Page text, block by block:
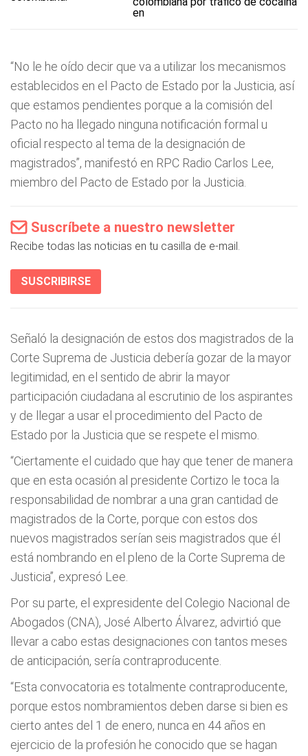
en
“No le he oído decir que va a utilizar los mecanismos
establecidos en el Pacto de Estado por la Justicia, así
que estamos pendientes porque a la comisión del
Pacto no ha llegado ninguna notificación formal u
oficial respecto al tema de la designación de
magistrados”, manifestó en RPC Radio Carlos Lee,
miembro del Pacto de Estado por la Justicia.
Suscríbete a nuestro newsletter
Recibe todas las noticias en tu casilla de e-mail.
SUSCRIBIRSE
Señaló la designación de estos dos magistrados de la
Corte Suprema de Justicia debería gozar de la mayor
legitimidad, en el sentido de abrir la mayor
participación ciudadana al escrutinio de los aspirantes
y de llegar a usar el procedimiento del Pacto de
Estado por la Justicia que se respete el mismo.
“Ciertamente el cuidado que hay que tener de manera
que en esta ocasión al presidente Cortizo le toca la
responsabilidad de nombrar a una gran cantidad de
magistrados de la Corte, porque con estos dos
nuevos magistrados serían seis magistrados que él
está nombrando en el pleno de la Corte Suprema de
Justicia”, expresó Lee.
Por su parte, el expresidente del Colegio Nacional de
Abogados (CNA), José Alberto Álvarez, advirtió que
llevar a cabo estas designaciones con tantos meses
de anticipación, sería contraproducente.
“Esta convocatoria es totalmente contraproducente,
porque estos nombramientos deben darse si bien es
cierto antes del 1 de enero, nunca en 44 años en
ejercicio de la profesión he conocido que se hagan